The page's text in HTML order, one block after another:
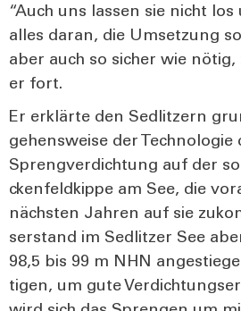
“Auch uns las­sen sie nicht
alles dar­an, die Umset­zung
aber auch so sicher wie nötig,
er fort.
Er erklär­te den Sedlit­zern
ge­hens­wei­se der Tech­no­lo­gie
Spreng­ver­dich­tung auf der
cken­feld­kip­pe am See, die
nächs­ten Jah­ren auf sie
ser­stand im Sedlit­zer See
98,5 bis 99 m NHN
ti­gen, um gute